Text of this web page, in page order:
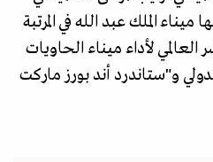
الملك عبد الله في المرتبة
لأداء ميناء الحاويات
الدولي و"ستاندرد أند بورز ماركت